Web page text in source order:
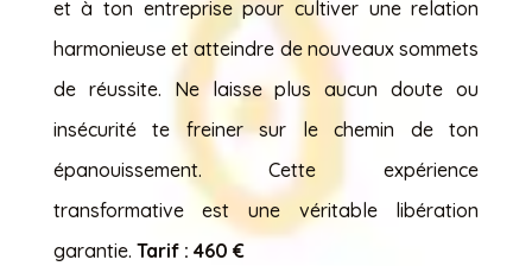
et à ton entreprise pour cultiver une relation
harmonieuse et atteindre de nouveaux sommets
de réussite. Ne laisse plus aucun doute ou
insécurité te freiner sur le chemin de ton
épanouissement. Cette expérience
transformative est une véritable libération
garantie. Tarif : 460 €